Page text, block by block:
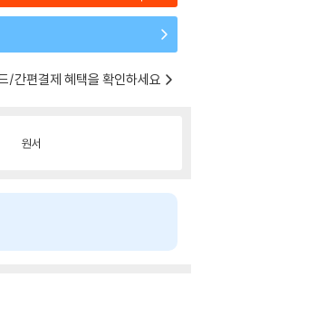
/간편결제 혜택을 확인하세요
원서